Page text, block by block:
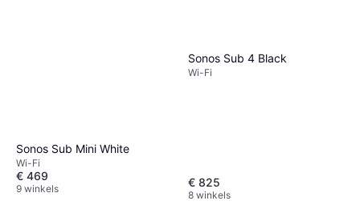
Sonos Sub Mini White
Wi-Fi
€ 469
9 winkels
Sonos Sub 4 Black
Wi-Fi
€ 825
8 winkels